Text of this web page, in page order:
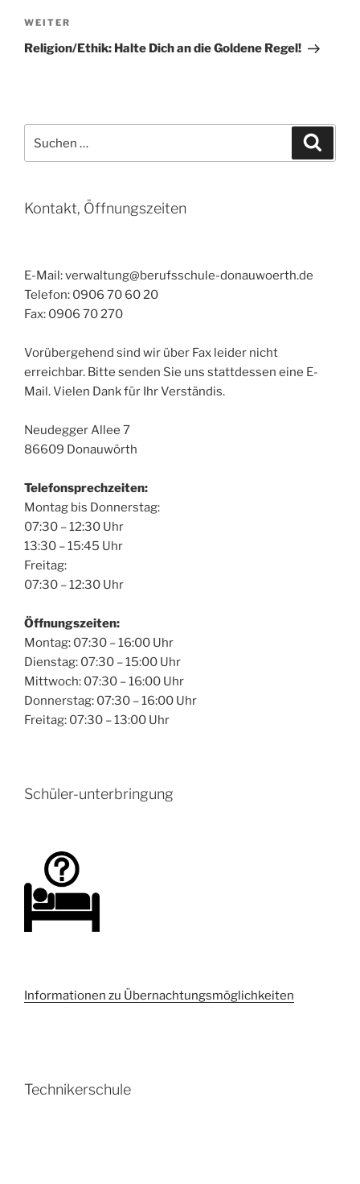
Nächster
Beitrag
WEITER
Religion/Ethik: Halte Dich an die Goldene Regel!
nach:
Kontakt, Öffnungszeiten
E-Mail: verwaltung@berufsschule-donauwoerth.de
Telefon: 0906 70 60 20
Fax: 0906 70 270
Vorübergehend sind wir über Fax leider nicht
erreichbar. Bitte senden Sie uns stattdessen eine E-
Mail. Vielen Dank für Ihr Verständis.
Neudegger Allee 7
86609 Donauwörth
Telefonsprechzeiten:
Montag bis Donnerstag:
07:30 – 12:30 Uhr
13:30 – 15:45 Uhr
Freitag:
07:30 – 12:30 Uhr
Öffnungszeiten:
Montag: 07:30 – 16:00 Uhr
Dienstag: 07:30 – 15:00 Uhr
Mittwoch: 07:30 – 16:00 Uhr
Donnerstag: 07:30 – 16:00 Uhr
Freitag: 07:30 – 13:00 Uhr
Schüler-unterbringung
Informationen zu Übernachtungsmöglichkeiten
Technikerschule